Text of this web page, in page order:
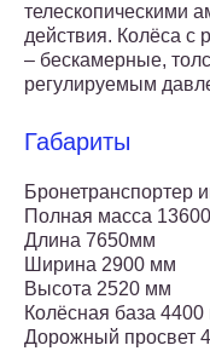
телескопическими
действия. Колёса
– бескамерные,
регулируемым
Габариты
Бронетранспортер
Полная масса 13600
Длина 7650мм
Ширина 2900 мм
Высота 2520 мм
Колёсная база
Дорожный просвет